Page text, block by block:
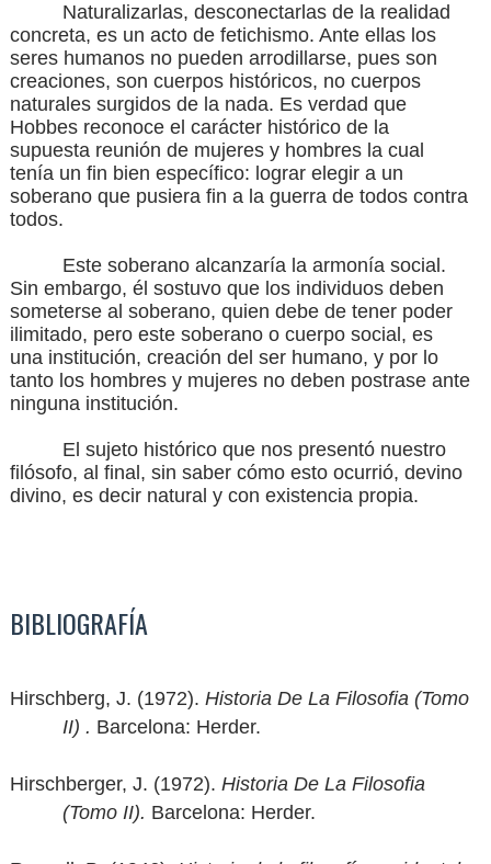
Naturalizarlas, desconectarlas de la realidad
concreta, es un acto de fetichismo. Ante ellas los
seres humanos no pueden arrodillarse, pues son
creaciones, son cuerpos históricos, no cuerpos
naturales surgidos de la nada. Es verdad que
Hobbes reconoce el carácter histórico de la
supuesta reunión de mujeres y hombres la cual
tenía un fin bien específico: lograr elegir a un
soberano que pusiera fin a la guerra de todos contra
todos.
Este soberano alcanzaría la armonía social.
Sin embargo, él sostuvo que los individuos deben
someterse al soberano, quien debe de tener poder
ilimitado, pero este soberano o cuerpo social, es
una institución, creación del ser humano, y por lo
tanto los hombres y mujeres no deben postrase ante
ninguna institución.
El sujeto histórico que nos presentó nuestro
filósofo, al final, sin saber cómo esto ocurrió, devino
divino, es decir natural y con existencia propia.
BIBLIOGRAFÍA
Hirschberg, J. (1972). Historia De La Filosofia (Tomo
II) . Barcelona: Herder.
Hirschberger, J. (1972). Historia De La Filosofia
(Tomo II). Barcelona: Herder.